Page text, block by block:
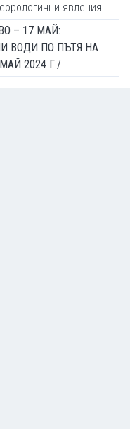
явления
– 17 МАЙ:
ВОДИ ПО ПЪТЯ НА
2024 Г./